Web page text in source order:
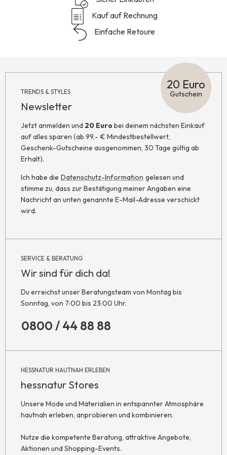
Kauf auf Rechnung
Einfache Retoure
TRENDS & STYLES
Newsletter
20 Euro
Gutschein
Jetzt anmelden und 20 Eurobei deinem nächsten Einkauf
auf alles sparen (ab 99,- € Mindestbestellwert,
Geschenk-Gutscheine ausgenommen, 30 Tage gültig ab
Erhalt).
Ich habe die Datenschutz-Information gelesen und
stimme zu, dass zur Bestätigung meiner Angaben eine
Nachricht an unten genannte E-Mail-Adresse verschickt
wird.
SERVICE & BERATUNG
Wir sind für dich da!
Du erreichst unser Beratungsteam von Montag bis
Sonntag, von 7:00 bis 23:00 Uhr.
0800 / 44 88 88
HESSNATUR HAUTNAH ERLEBEN
hessnatur Stores
Unsere Mode und Materialien in entspannter Atmosphäre
hautnah erleben, anprobieren und kombinieren.
Nutze die kompetente Beratung, attraktive Angebote,
Aktionen und Shopping-Events.